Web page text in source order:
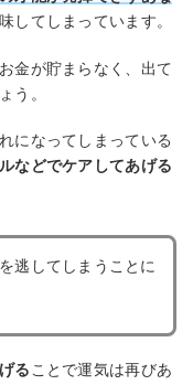
してしまっています。
金が貯まらなく、出て
う。
になってしまっている
などでケアしてあげる
逃してしまうことに
ることで運気は再びあ